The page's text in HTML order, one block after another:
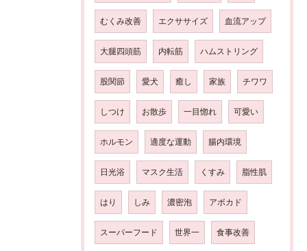
むくみ改善 エクササイズ 血流アップ
大腿四頭筋 内転筋 ハムストリング
股関節 愛犬 癒し 家族 チワワ
しつけ お散歩 一目惚れ 可愛い
ホルモン 適度な運動 腸内環境
日光浴 マスク生活 くすみ 脂性肌
はり しみ 濃密泡 アボカド
スーパーフード 世界一 食事改善